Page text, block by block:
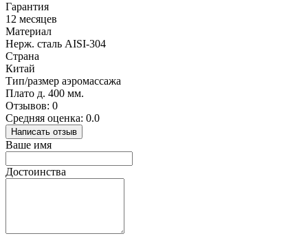
Гарантия
12 месяцев
Материал
Нерж. сталь AISI-304
Страна
Китай
Тип/размер аэромассажа
Плато д. 400 мм.
Отзывов: 0
Средняя оценка: 0.0
Написать отзыв
Ваше имя
Достоинства